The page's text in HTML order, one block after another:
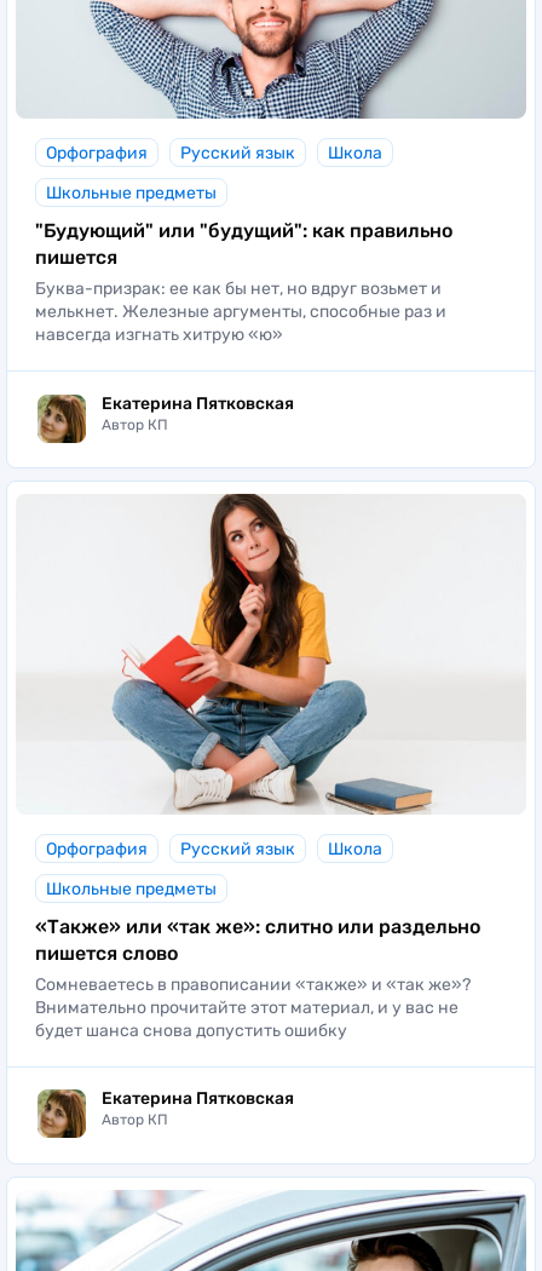
Орфография Русский язык
Школа
Школьные предметы
"Будующий" или "будущий": как правильно
пишется
Буква-призрак: ее как бы нет, но вдруг возьмет и
мелькнет. Железные аргументы, способные раз и
навсегда изгнать хитрую «ю»
Екатерина Пятковская
Автор КП
Орфография Русский язык
Школа
Школьные предметы
«Также» или «так же»: слитно или раздельно
пишется слово
Сомневаетесь в правописании «также» и «так же»?
Внимательно прочитайте этот материал, и у вас не
будет шанса снова допустить ошибку
Екатерина Пятковская
Автор КП